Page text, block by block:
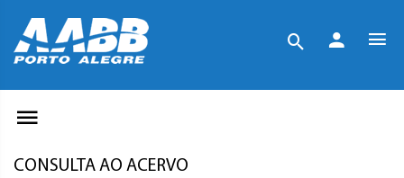
CONSULTA AO ACERVO